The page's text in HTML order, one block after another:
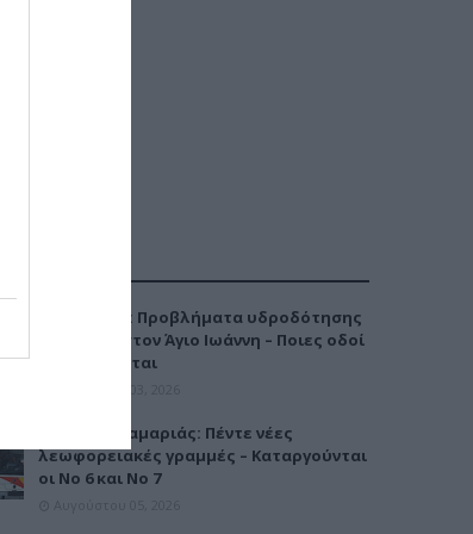
Καλαμαριά: Προβλήματα υδροδότησης
την Τρίτη στον Άγιο Ιωάννη – Ποιες οδοί
επηρεάζονται
Μετρό Καλαμαριάς: Πέντε νέες
λεωφορειακές γραμμές – Καταργούνται
οι Νο 6 και Νο 7